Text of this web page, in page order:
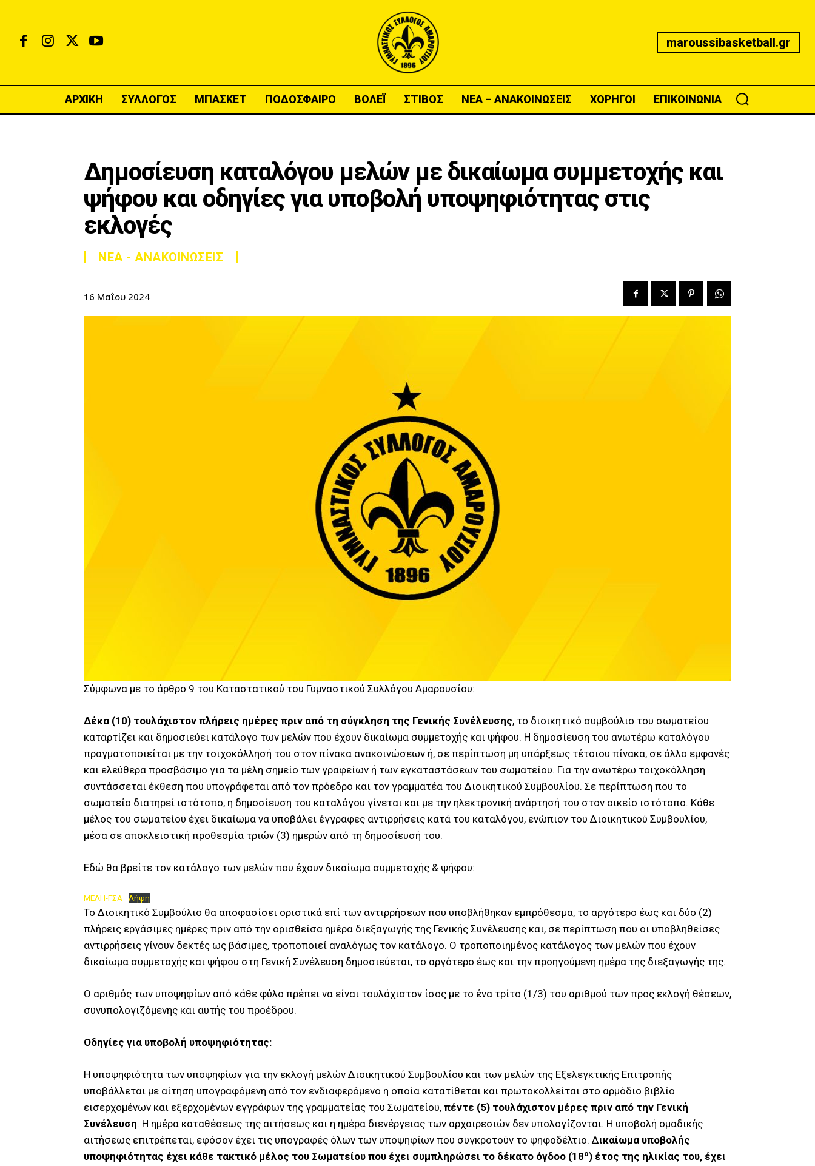
maroussibasketball.gr
ΑΡΧΙΚΗ ΣΥΛΛΟΓΟΣ ΜΠΑΣΚΕΤ ΠΟΔΟΣΦΑΙΡΟ ΒΟΛΕΪ ΣΤΙΒΟΣ ΝΕΑ – ΑΝΑΚΟΙΝΩΣΕΙΣ ΧΟΡΗΓΟΙ ΕΠΙΚΟΙΝΩΝΙΑ
Δημοσίευση καταλόγου μελών με δικαίωμα συμμετοχής και
ψήφου και οδηγίες για υποβολή υποψηφιότητας στις
εκλογές
ΝΕΑ - ΑΝΑΚΟΙΝΩΣΕΙΣ
16 Μαΐου 2024
Σύμφωνα με το άρθρο 9 του Καταστατικού του Γυμναστικού Συλλόγου Αμαρουσίου:
Δέκα (10) τουλάχιστον πλήρεις ημέρες πριν από τη σύγκληση της Γενικής Συνέλευσης, το διοικητικό συμβούλιο του σωματείου
καταρτίζει και δημοσιεύει κατάλογο των μελών που έχουν δικαίωμα συμμετοχής και ψήφου. Η δημοσίευση του ανωτέρω καταλόγου
πραγματοποιείται με την τοιχοκόλλησή του στον πίνακα ανακοινώσεων ή, σε περίπτωση μη υπάρξεως τέτοιου πίνακα, σε άλλο εμφανές
και ελεύθερα προσβάσιμο για τα μέλη σημείο των γραφείων ή των εγκαταστάσεων του σωματείου. Για την ανωτέρω τοιχοκόλληση
συντάσσεται έκθεση που υπογράφεται από τον πρόεδρο και τον γραμματέα του Διοικητικού Συμβουλίου. Σε περίπτωση που το
σωματείο διατηρεί ιστότοπο, η δημοσίευση του καταλόγου γίνεται και με την ηλεκτρονική ανάρτησή του στον οικείο ιστότοπο. Κάθε
μέλος του σωματείου έχει δικαίωμα να υποβάλει έγγραφες αντιρρήσεις κατά του καταλόγου, ενώπιον του Διοικητικού Συμβουλίου,
μέσα σε αποκλειστική προθεσμία τριών (3) ημερών από τη δημοσίευσή του.
Εδώ θα βρείτε τον κατάλογο των μελών που έχουν δικαίωμα συμμετοχής & ψήφου:
ΜΕΛΗ-ΓΣΑ Λήψη
Το Διοικητικό Συμβούλιο θα αποφασίσει οριστικά επί των αντιρρήσεων που υποβλήθηκαν εμπρόθεσμα, το αργότερο έως και δύο (2)
πλήρεις εργάσιμες ημέρες πριν από την ορισθείσα ημέρα διεξαγωγής της Γενικής Συνέλευσης και, σε περίπτωση που οι υποβληθείσες
αντιρρήσεις γίνουν δεκτές ως βάσιμες, τροποποιεί αναλόγως τον κατάλογο. Ο τροποποιημένος κατάλογος των μελών που έχουν
δικαίωμα συμμετοχής και ψήφου στη Γενική Συνέλευση δημοσιεύεται, το αργότερο έως και την προηγούμενη ημέρα της διεξαγωγής της.
Ο αριθμός των υποψηφίων από κάθε φύλο πρέπει να είναι τουλάχιστον ίσος με το ένα τρίτο (1/3) του αριθμού των προς εκλογή θέσεων,
συνυπολογιζόμενης και αυτής του προέδρου.
Οδηγίες για υποβολή υποψηφιότητας:
Η υποψηφιότητα των υποψηφίων για την εκλογή μελών Διοικητικού Συμβουλίου και των μελών της Εξελεγκτικής Επιτροπής
υποβάλλεται με αίτηση υπογραφόμενη από τον ενδιαφερόμενο η οποία κατατίθεται και πρωτοκολλείται στο αρμόδιο βιβλίο
εισερχομένων και εξερχομένων εγγράφων της γραμματείας του Σωματείου, πέντε (5) τουλάχιστον μέρες πριν από την Γενική
Συνέλευση. Η ημέρα καταθέσεως της αιτήσεως και η ημέρα διενέργειας των αρχαιρεσιών δεν υπολογίζονται. Η υποβολή ομαδικής
αιτήσεως επιτρέπεται, εφόσον έχει τις υπογραφές όλων των υποψηφίων που συγκροτούν το ψηφοδέλτιο. Δικαίωμα υποβολής
υποψηφιότητας έχει κάθε τακτικό μέλος του Σωματείου που έχει συμπληρώσει το δέκατο όγδοο (18ο) έτος της ηλικίας του, έχει